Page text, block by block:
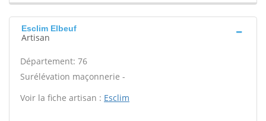
Esclim Elbeuf
Artisan
Département: 76
Surélévation maçonnerie -
Voir la fiche artisan : Esclim